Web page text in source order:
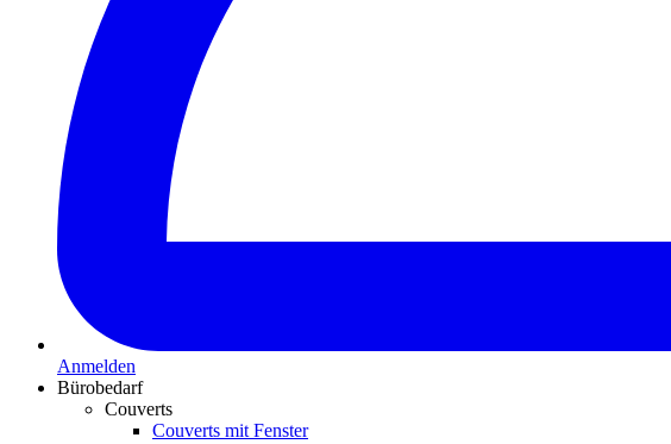
Anmelden
Bürobedarf
Couverts
Couverts mit Fenster